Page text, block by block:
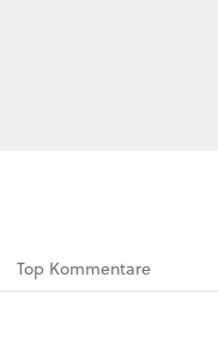
Top Kommentare